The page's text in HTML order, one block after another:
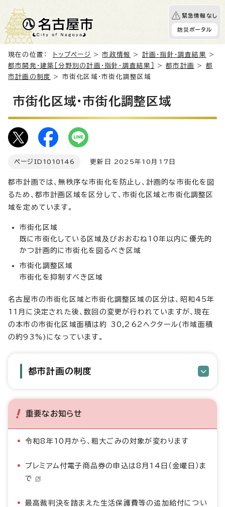
緊急情報なし
防災ポータル
現在の位置： トップページ >市政情報 > 計画・指針・調査結果
>
都市開発・建築［分野別の計画・指針・調査結果］
>都市計画 > 都
市計画の制度
> 市街化区域・市街化調整区域
市街化区域・市街化調整区域
ページID 1010146 更新日 2025年10月17日
都市計画では、無秩序な市街化を防止し、計画的な市街化を図
るため、都市計画区域を区分して、市街化区域と市街化調整区
域を定めています。
市街化区域
既に市街化している区域及びおおむね10年以内に優先的
かつ計画的に市街化を図るべき区域
市街化調整区域
市街化を抑制すべき区域
名古屋市の市街化区域と市街化調整区域の区分は、昭和45年
11月に決定された後、数回の変更が行われていますが、現在
の本市の市街化区域面積は約 30,262ヘクタール(市域面積
の約93%)になっています。
都市計画の制度
重要なお知らせ
令和8年10月から、粗大ごみの対象が変わります
プレミアム付電子商品券の申込は8月14日（金曜日）ま
で
最高裁判決を踏まえた生活保護費等の追加給付につい